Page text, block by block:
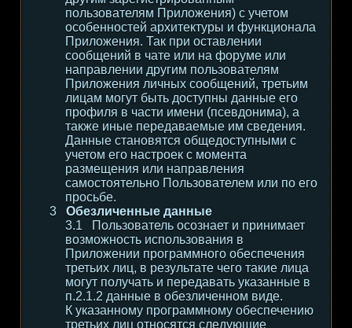
пользователям Приложения) с учетом
особенностей архитектуры и функционала
Приложения. Так при оставлении
сообщений в чате или на форуме или
направлении другим пользователям
Приложения личных сообщений, третьим
лицам могут быть доступны данные его
профиля в части имени (псевдонима), а
также иные передаваемые им сведения.
Данные становятся общедоступными с
учетом его настроек с момента
размещения или направления
самостоятельно Пользователем или по его
просьбе.
Обезличенные данные
Пользователь осознает и принимает
возможность использования в
Приложении программного обеспечения
третьих лиц, в результате чего такие лица
могут получать и передавать указанные в
п.2.1.2 данные в обезличенном виде.
К указанному программному обеспечению
третьих лиц относятся следующие